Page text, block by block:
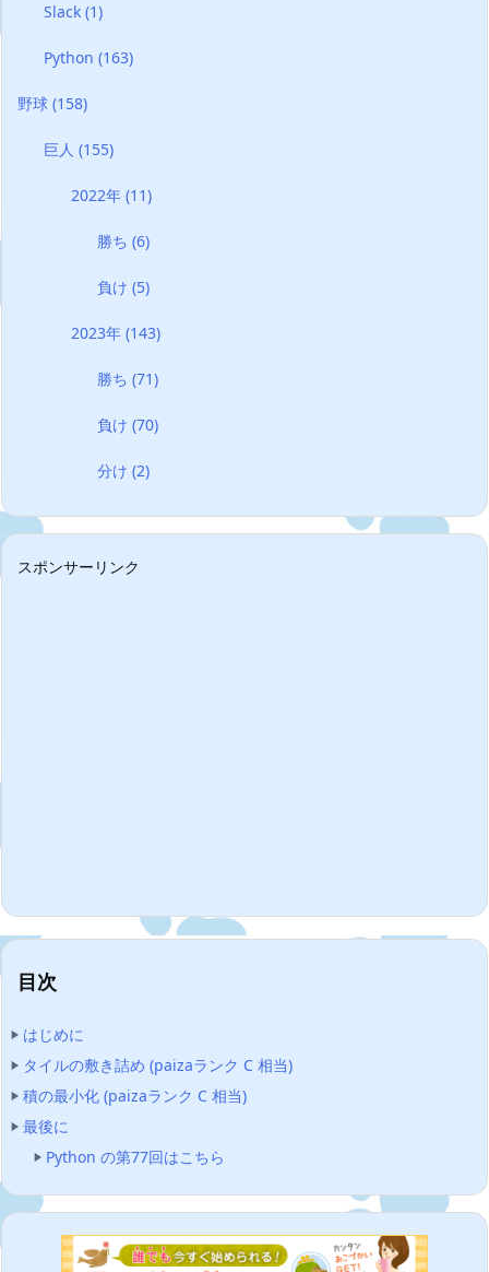
Slack(1)
Python(163)
野球 (158)
巨人(155)
2022年 (11)
勝ち(6)
負け(5)
2023年 (143)
勝ち(71)
負け(70)
分け(2)
スポンサーリンク
目次
はじめに
タイルの敷き詰め (paizaランク C 相当)
積の最小化 (paizaランク C 相当)
最後に
Python の第77回はこちら